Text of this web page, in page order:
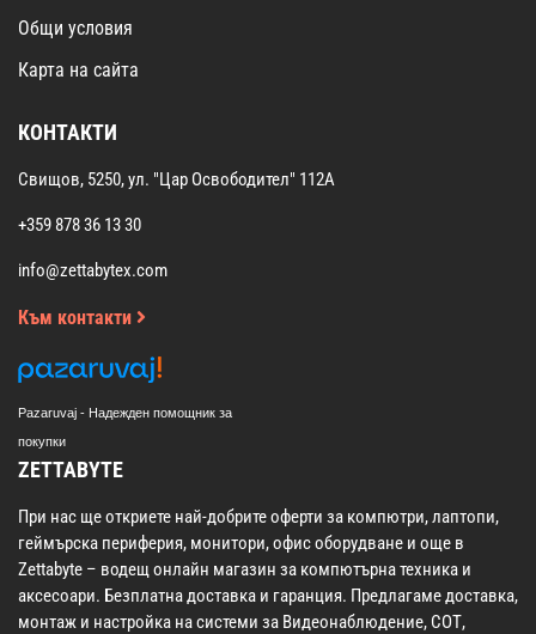
Общи условия
Карта на сайта
КОНТАКТИ
Свищов, 5250, ул. "Цар Освободител" 112А
+359 878 36 13 30
info@zettabytex.com
Към контакти
Pazaruvaj - Надежден помощник за
покупки
ZETTABYTE
При нас ще откриете най-добрите оферти за компютри, лаптопи,
геймърска периферия, монитори, офис оборудване и още в
Zettabyte – водещ онлайн магазин за компютърна техника и
аксесоари. Безплатна доставка и гаранция. Предлагаме доставка,
монтаж и настройка на системи за Видеонаблюдение, СОТ,